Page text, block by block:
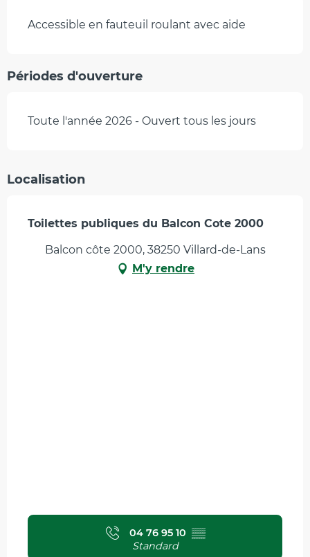
Accessible en fauteuil roulant avec aide
Périodes d'ouverture
Toute l'année 2026 - Ouvert tous les jours
Localisation
Toilettes publiques du Balcon Cote 2000
Balcon côte 2000, 38250 Villard-de-Lans
M'y rendre
04 76 95 10 ▒▒
Standard